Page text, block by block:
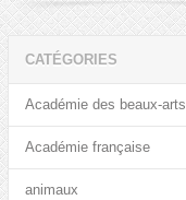
CATÉGORIES
Académie des beaux-arts
Académie française
animaux